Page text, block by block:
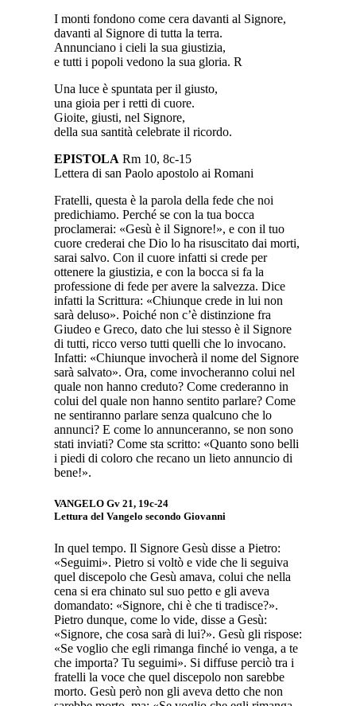
I monti fondono come cera davanti al Signore,
davanti al Signore di tutta la terra.
Annunciano i cieli la sua giustizia,
e tutti i popoli vedono la sua gloria. R
Una luce è spuntata per il giusto,
una gioia per i retti di cuore.
Gioite, giusti, nel Signore,
della sua santità celebrate il ricordo.
EPISTOLA Rm 10, 8c-15
Lettera di san Paolo apostolo ai Romani
Fratelli, questa è la parola della fede che noi
predichiamo. Perché se con la tua bocca
proclamerai: «Gesù è il Signore!», e con il tuo
cuore crederai che Dio lo ha risuscitato dai morti,
sarai salvo. Con il cuore infatti si crede per
ottenere la giustizia, e con la bocca si fa la
professione di fede per avere la salvezza. Dice
infatti la Scrittura: «Chiunque crede in lui non
sarà deluso». Poiché non c’è distinzione fra
Giudeo e Greco, dato che lui stesso è il Signore
di tutti, ricco verso tutti quelli che lo invocano.
Infatti: «Chiunque invocherà il nome del Signore
sarà salvato». Ora, come invocheranno colui nel
quale non hanno creduto? Come crederanno in
colui del quale non hanno sentito parlare? Come
ne sentiranno parlare senza qualcuno che lo
annunci? E come lo annunceranno, se non sono
stati inviati? Come sta scritto: «Quanto sono belli
i piedi di coloro che recano un lieto annuncio di
bene!».
VANGELO Gv 21, 19c-24
Lettura del Vangelo secondo Giovanni
In quel tempo. Il Signore Gesù disse a Pietro:
«Seguimi». Pietro si voltò e vide che li seguiva
quel discepolo che Gesù amava, colui che nella
cena si era chinato sul suo petto e gli aveva
domandato: «Signore, chi è che ti tradisce?».
Pietro dunque, come lo vide, disse a Gesù:
«Signore, che cosa sarà di lui?». Gesù gli rispose:
«Se voglio che egli rimanga finché io venga, a te
che importa? Tu seguimi». Si diffuse perciò tra i
fratelli la voce che quel discepolo non sarebbe
morto. Gesù però non gli aveva detto che non